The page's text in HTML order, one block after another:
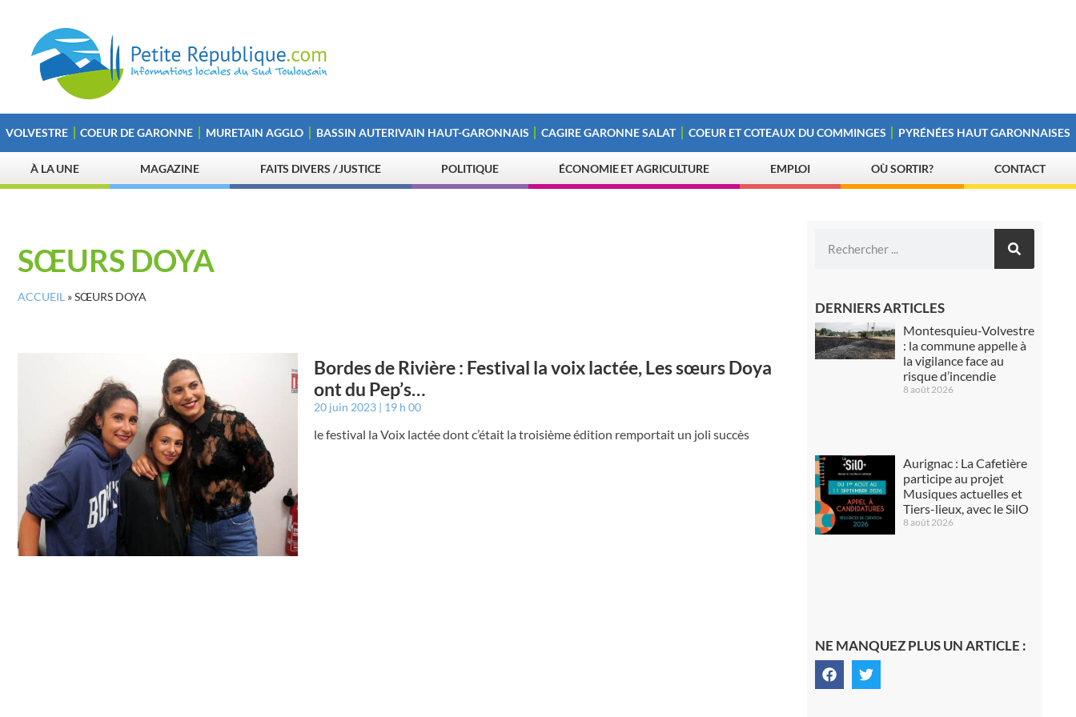
VOLVESTRE COEUR DE GARONNE MURETAIN AGGLO BASSIN AUTERIVAIN HAUT-GARONNAIS CAGIRE GARONNE SALAT COEUR ET COTEAUX DU COMMINGES PYRÉNÉES HAUT GARONNAISES
À LA UNE MAGAZINE FAITS DIVERS / JUSTICE POLITIQUE ÉCONOMIE ET AGRICULTURE EMPLOI OÙ SORTIR? CONTACT
SŒURS DOYA
ACCUEIL »SŒURS DOYA
Bordes de Rivière : Festival la voix lactée, Les sœurs Doya
ont du Pep’s…
20 juin 2023 19 h 00
le festival la Voix lactée dont c’était la troisième édition remportait un joli succès
DERNIERS ARTICLES
Montesquieu-Volvestre
: la commune appelle à
la vigilance face au
risque d’incendie
8 août 2026
Aurignac : La Cafetière
participe au projet
Musiques actuelles et
Tiers-lieux, avec le SilO
8 août 2026
NE MANQUEZ PLUS UN ARTICLE :